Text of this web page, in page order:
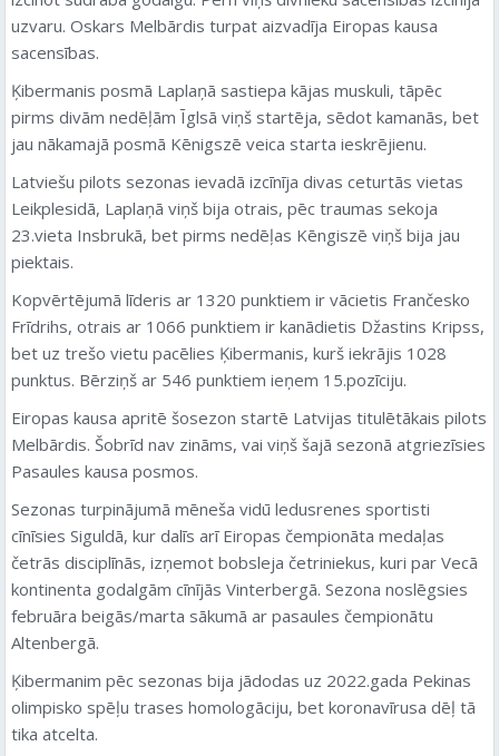
uzvaru. Oskars Melbārdis turpat aizvadīja Eiropas kausa
sacensības.
Ķibermanis posmā Laplaņā sastiepa kājas muskuli, tāpēc
pirms divām nedēļām Īglsā viņš startēja, sēdot kamanās, bet
jau nākamajā posmā Kēnigszē veica starta ieskrējienu.
Latviešu pilots sezonas ievadā izcīnīja divas ceturtās vietas
Leikplesidā, Laplaņā viņš bija otrais, pēc traumas sekoja
23.vieta Insbrukā, bet pirms nedēļas Kēngiszē viņš bija jau
piektais.
Kopvērtējumā līderis ar 1320 punktiem ir vācietis Frančesko
Frīdrihs, otrais ar 1066 punktiem ir kanādietis Džastins Kripss,
bet uz trešo vietu pacēlies Ķibermanis, kurš iekrājis 1028
punktus. Bērziņš ar 546 punktiem ieņem 15.pozīciju.
Eiropas kausa apritē šosezon startē Latvijas titulētākais pilots
Melbārdis. Šobrīd nav zināms, vai viņš šajā sezonā atgriezīsies
Pasaules kausa posmos.
Sezonas turpinājumā mēneša vidū ledusrenes sportisti
cīnīsies Siguldā, kur dalīs arī Eiropas čempionāta medaļas
četrās disciplīnās, izņemot bobsleja četriniekus, kuri par Vecā
kontinenta godalgām cīnījās Vinterbergā. Sezona noslēgsies
februāra beigās/marta sākumā ar pasaules čempionātu
Altenbergā.
Ķibermanim pēc sezonas bija jādodas uz 2022.gada Pekinas
olimpisko spēļu trases homologāciju, bet koronavīrusa dēļ tā
tika atcelta.